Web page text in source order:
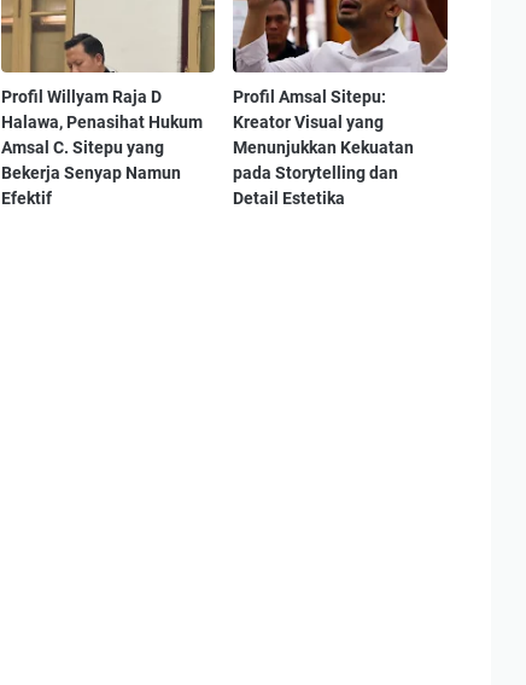
Profil Willyam Raja D
Halawa, Penasihat Hukum
Amsal C. Sitepu yang
Bekerja Senyap Namun
Efektif
Profil Amsal Sitepu:
Kreator Visual yang
Menunjukkan Kekuatan
pada Storytelling dan
Detail Estetika